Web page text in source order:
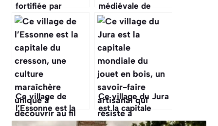
fortifiée par
Vauban, aux
portes de
l’Espagne, est une
merveille
d’architecture
militaire à
explorer cet
automne
médiévale de
l’Ardèche, sauvée
de la ruine, est un
havre de paix et
d’histoire à
découvrir cet
automne
Ce village de
l’Essonne est la
capitale du
Ce village du Jura
est la capitale
mondiale du jouet